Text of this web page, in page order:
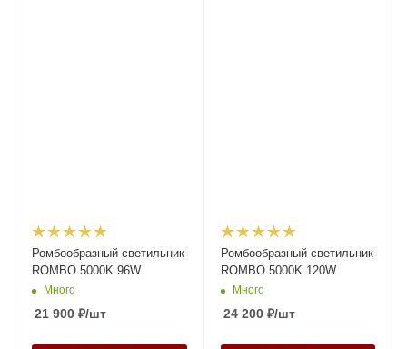
Ромбообразный светильник
ROMBO 5000K 96W
Много
21 900 ₽/шт
Ромбообразный светильник
ROMBO 5000K 120W
Много
24 200₽/шт